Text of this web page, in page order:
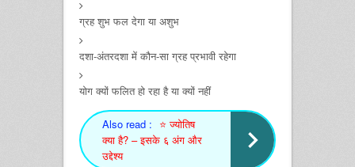
ग्रह शुभ फल देगा या अशुभ
दशा-अंतरदशा में कौन-सा ग्रह प्रभावी रहेगा
योग क्यों फलित हो रहा है या क्यों नहीं
Also read : ⭐ ज्योतिष
क्या है? – इसके ६ अंग और
उद्देश्य